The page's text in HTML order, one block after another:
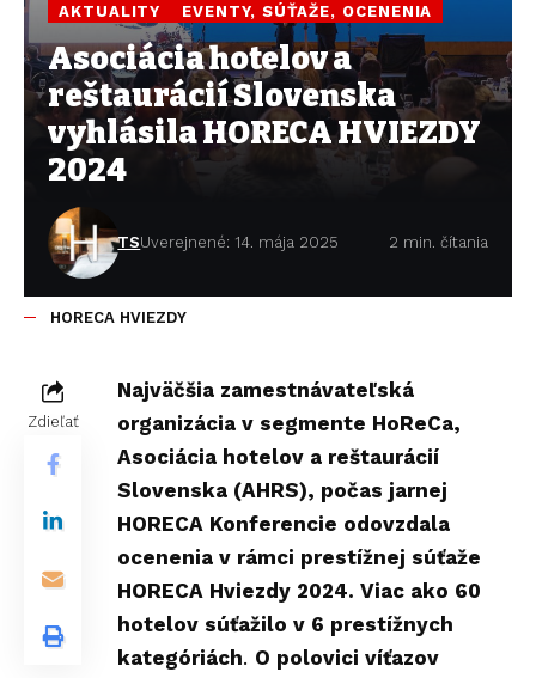
AKTUALITY EVENTY, SÚŤAŽE, OCENENIA
Asociácia hotelov a
reštaurácií Slovenska
vyhlásila HORECA HVIEZDY
2024
TSUverejnené: 14. mája 2025 2 min. čítania
HORECA HVIEZDY
Zdieľať
Najväčšia zamestnávateľská
organizácia v segmente HoReCa,
Asociácia hotelov a reštaurácií
Slovenska (AHRS), počas jarnej
HORECA Konferencie odovzdala
ocenenia v rámci prestížnej súťaže
HORECA Hviezdy 2024. Viac ako 60
hotelov súťažilo v 6 prestížnych
kategóriách. O polovici víťazov